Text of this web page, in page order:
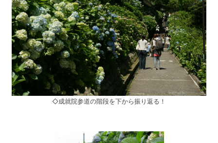
◇成就院参道の階段を下から振り返る！